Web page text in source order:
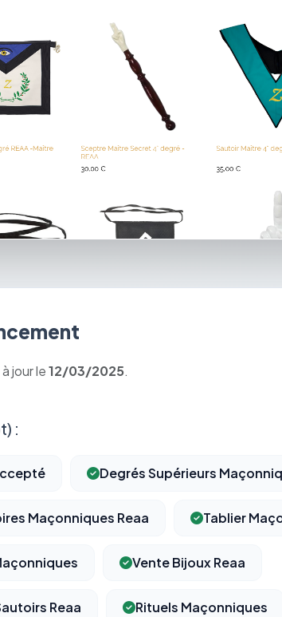
jour le12/03/2025.
:
Degrés Supérieurs
Maçonniques Reaa Tablier
Vente Bijoux Reaa
Reaa Rituels Maçonniques